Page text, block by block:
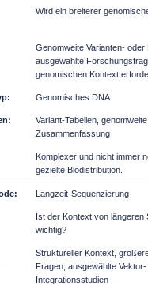
Wird ein breiterer
Genomweite Varianten- oder
ausgewählte
genomischen Kontext
Genomisches DNA
Variant-Tabellen,
Zusammenfassung
Komplexer und nicht immer
gezielte Biodistribution.
Langzeit-Sequenzierung
Ist der Kontext von längeren
wichtig?
Struktureller Kontext,
Fragen, ausgewählte
Integrationsstudien